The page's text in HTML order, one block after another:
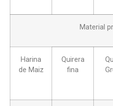
Material
Harina
de Maiz
Quirera
fina